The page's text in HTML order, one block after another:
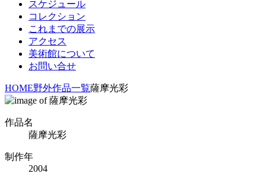
スケジュール
コレクション
これまでの展示
アクセス
美術館について
お問い合せ
HOME野外作品一覧薩摩光彩
作品名
薩摩光彩
制作年
2004